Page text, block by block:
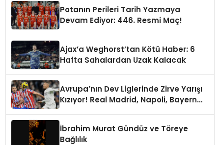
Potanın Perileri Tarih Yazmaya
Devam Ediyor: 446. Resmi Maç!
Ajax’a Weghorst’tan Kötü Haber: 6
Hafta Sahalardan Uzak Kalacak
Avrupa’nın Dev Liglerinde Zirve Yarışı
Kızıyor! Real Madrid, Napoli, Bayern
İbrahim Murat Gündüz ve Töreye
Bağlılık